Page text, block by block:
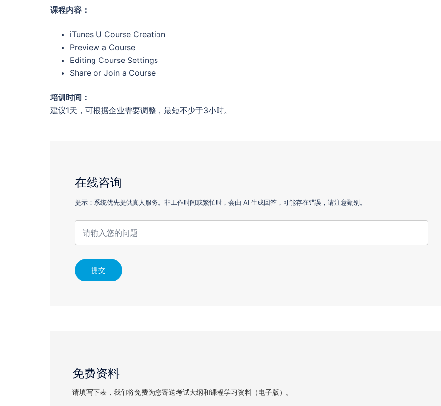
课程内容：
iTunes U Course Creation
Preview a Course
Editing Course Settings
Share or Join a Course
培训时间：
建议1天，可根据企业需要调整，最短不少于3小时。
在线咨询
提示：系统优先提供真人服务。非工作时间或繁忙时，会由 AI 生成回答，可能存在错误，请注意甄别。
提交
免费资料
请填写下表，我们将免费为您寄送考试大纲和课程学习资料（电子版）。